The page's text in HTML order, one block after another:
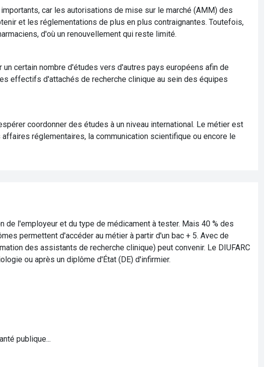
car les autorisations de mise sur le marché (AMM) des
et les réglementations de plus en plus contraignantes. Toutefois,
d'où un renouvellement qui reste limité.
certain nombre d'études vers d'autres pays européens afin de
effectifs d'attachés de recherche clinique au sein des équipes
coordonner des études à un niveau international. Le métier est
réglementaires, la communication scientifique ou encore le
l'employeur et du type de médicament à tester. Mais 40 % des
permettent d'accéder au métier à partir d'un bac + 5. Avec de
des assistants de recherche clinique) peut convenir. Le DIUFARC
ou après un diplôme d'État (DE) d'infirmier.
publique...